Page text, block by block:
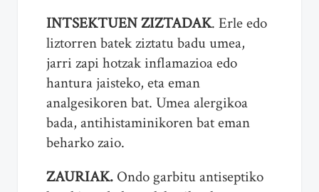
INTSEKTUEN ZIZTADAK. Erle edo
liztorren batek ziztatu badu umea,
jarri zapi hotzak inflamazioa edo
hantura jaisteko, eta eman
analgesikoren bat. Umea alergikoa
bada, antihistaminikoren bat eman
beharko zaio.
ZAURIAK. Ondo garbitu antiseptiko